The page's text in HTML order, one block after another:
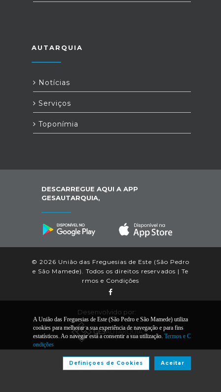
AUTARQUIA
Notícias
Serviços
Toponímia
DESCARREGUE AQUI A APP
GESAUTARQUIA,
© 2026 União das Freguesias de Este (São Pedro
e São Mamede). Todos os direitos reservados | Te
rmos e Condições
Desenvolvido por:
A União das Freguesias de Este (São Pedro e São Mamede) utiliza
cookies para melhorar a sua experiência de navegação e para fins
estatísticos. Ao navegar está a consentir a sua utilização. Termos e C
ondições
Aceitar
Definiçoes de Cookies